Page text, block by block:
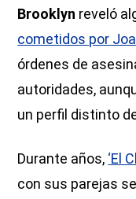
Brooklyn reveló
cometidos por
órdenes de
autoridades,
un perfil distinto
Durante años, ‘El
con sus parejas